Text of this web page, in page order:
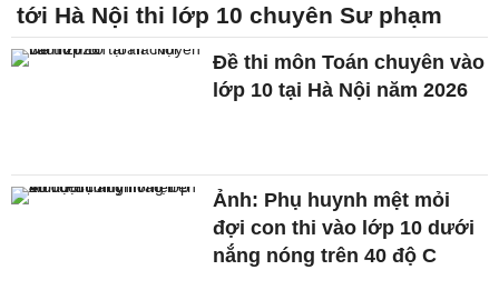
tới Hà Nội thi lớp 10 chuyên Sư phạm
Đề thi môn Toán chuyên vào
lớp 10 tại Hà Nội năm 2026
Ảnh: Phụ huynh mệt mỏi
đợi con thi vào lớp 10 dưới
nắng nóng trên 40 độ C